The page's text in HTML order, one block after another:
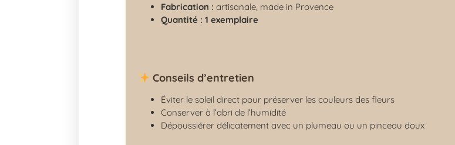
Fabrication : artisanale, made in Provence
Quantité : 1 exemplaire
Conseils d’entretien
Éviter le soleil direct pour préserver les couleurs des fleurs
Conserver à l’abri de l’humidité
Dépoussiérer délicatement avec un plumeau ou un pinceau doux